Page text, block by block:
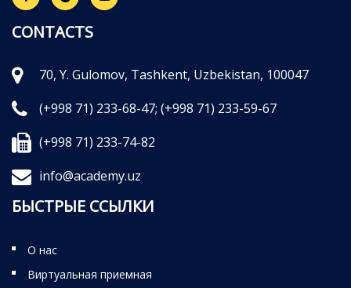
CONTACTS
70, Y. Gulomov, Tashkent, Uzbekistan, 100047
(+998 71) 233-68-47; (+998 71) 233-59-67
(+998 71) 233-74-82
info@academy.uz
БЫСТРЫЕ ССЫЛКИ
О нас
Виртуальная приемная